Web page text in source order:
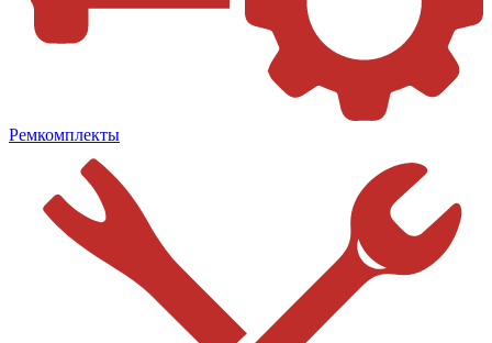
Ремкомплекты